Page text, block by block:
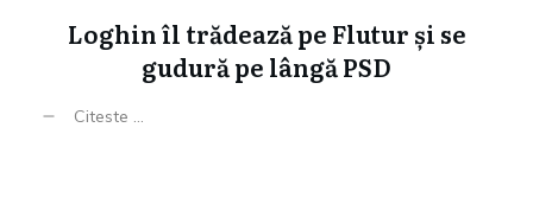
Loghin îl trădează pe Flutur și se
gudură pe lângă PSD
Citeste ...